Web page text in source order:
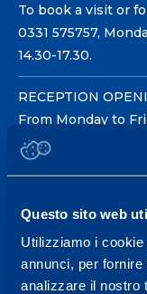
Questo sito web
Utilizziamo i
annunci, per
analizzare il nostro
To book a visit or
0331 575757,
14.30-17.30.
RECEPTION
From Monday to
08.30 - 18.30
Service
being.